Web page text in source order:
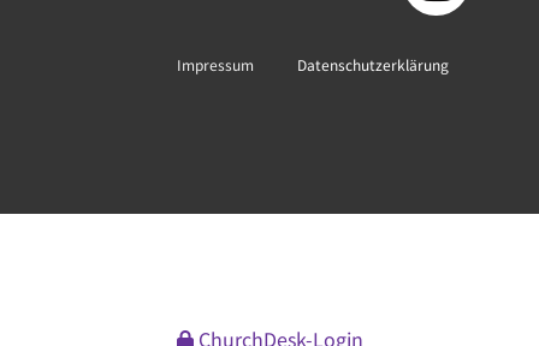
Impressum Datenschutzerklärung
ChurchDesk-Login